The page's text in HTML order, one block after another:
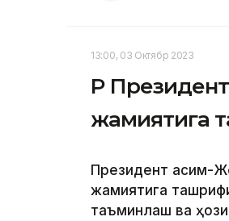
13:00, 03 Октябр 2023
ҚР
жамиятига
Президент Қасим-
жамиятига
таъминлаш ва